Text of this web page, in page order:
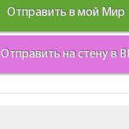
Отправить в мой Мир
Отправить на стену в